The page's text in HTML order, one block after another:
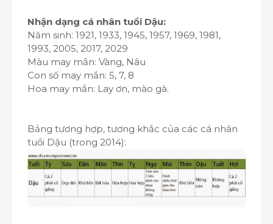
Nhận dạng cá nhân tuổi Dậu:
Năm sinh: 1921, 1933, 1945, 1957, 1969, 1981,
1993, 2005, 2017, 2029
Màu may mắn: Vàng, Nâu
Con số may mắn: 5, 7, 8
Hoa may mắn: Lay ơn, mào gà.
Bảng tương hợp, tương khắc của các cá nhân
tuổi Dậu (trong 2014):